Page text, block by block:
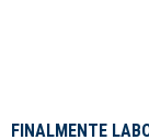
FINALMENTE